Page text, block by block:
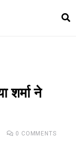
शर्मा ने
0 COMMENTS